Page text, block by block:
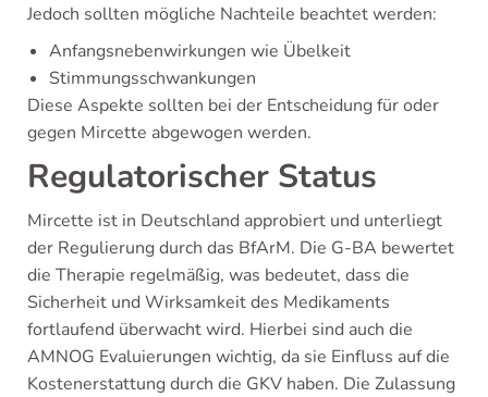
Jedoch sollten mögliche Nachteile beachtet werden:
Anfangsnebenwirkungen wie Übelkeit
Stimmungsschwankungen
Diese Aspekte sollten bei der Entscheidung für oder
gegen Mircette abgewogen werden.
Regulatorischer Status
Mircette ist in Deutschland approbiert und unterliegt
der Regulierung durch das BfArM. Die G-BA bewertet
die Therapie regelmäßig, was bedeutet, dass die
Sicherheit und Wirksamkeit des Medikaments
fortlaufend überwacht wird. Hierbei sind auch die
AMNOG Evaluierungen wichtig, da sie Einfluss auf die
Kostenerstattung durch die GKV haben. Die Zulassung